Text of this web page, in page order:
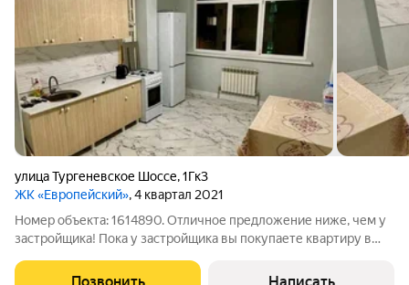
улица Тургеневское Шоссе,1Гк3
ЖК «Европейский», 4 квартал 2021
Номер объекта: 1614890. Отличное предложение ниже, чем у
застройщика! Пока у застройщика вы покупаете квартиру в
готовое жильё с ремонтом заходи и живи без лишних затрат и